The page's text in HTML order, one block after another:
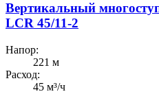
Вертикальный
LCR 45/11-2
Напор:
221 м
Расход:
45 м³/ч